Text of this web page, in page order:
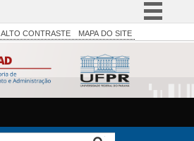
Simplifique!
Comunica BR
Participe
Legislação
ALTO CONTRASTE MAPA DO SITE